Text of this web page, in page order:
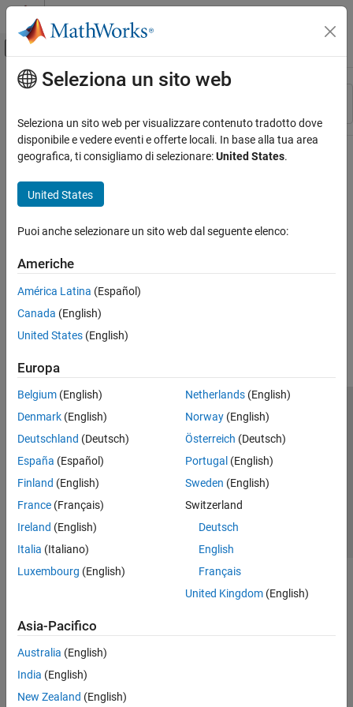
Vai al contenuto
Attiva/disattiva menu di navigazione
Risorsa
Stato
Contenuto principale
Seleziona un sito web
Seleziona un sito web per visualizzare contenuto tradotto dove
disponibile e vedere eventi e offerte locali. In base alla tua area
geografica, ti consigliamo di selezionare:United States.
United States
Puoi anche selezionare un sito web dal seguente elenco:
Americhe
América Latina (Español)
Canada (English)
United States (English)
Europa
Belgium (English)
Denmark (English)
Deutschland (Deutsch)
España (Español)
Finland (English)
France (Français)
Ireland (English)
Italia (Italiano)
Luxembourg (English)
Netherlands(English)
Norway(English)
Österreich (Deutsch)
Portugal (English)
Sweden (English)
Switzerland
Deutsch
English
Français
United Kingdom(English)
Asia-Pacifico
Australia (English)
India (English)
New Zealand (English)
Centro di fiducia
Informativa sulla privacy
Antipirateria
Stato dell'applicazione
Contatti
© 1994-2026 The MathWorks, Inc.